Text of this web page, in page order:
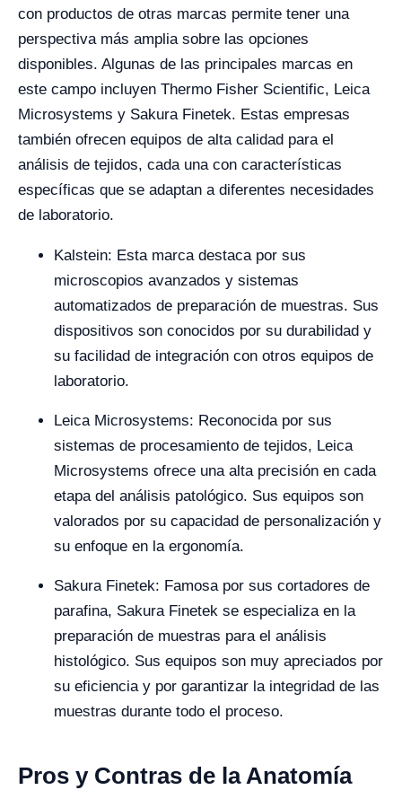
con productos de otras marcas permite tener una
perspectiva más amplia sobre las opciones
disponibles. Algunas de las principales marcas en
este campo incluyen Thermo Fisher Scientific, Leica
Microsystems y Sakura Finetek. Estas empresas
también ofrecen equipos de alta calidad para el
análisis de tejidos, cada una con características
específicas que se adaptan a diferentes necesidades
de laboratorio.
Kalstein: Esta marca destaca por sus
microscopios avanzados y sistemas
automatizados de preparación de muestras. Sus
dispositivos son conocidos por su durabilidad y
su facilidad de integración con otros equipos de
laboratorio.
Leica Microsystems: Reconocida por sus
sistemas de procesamiento de tejidos, Leica
Microsystems ofrece una alta precisión en cada
etapa del análisis patológico. Sus equipos son
valorados por su capacidad de personalización y
su enfoque en la ergonomía.
Sakura Finetek: Famosa por sus cortadores de
parafina, Sakura Finetek se especializa en la
preparación de muestras para el análisis
histológico. Sus equipos son muy apreciados por
su eficiencia y por garantizar la integridad de las
muestras durante todo el proceso.
Pros y Contras de la Anatomía